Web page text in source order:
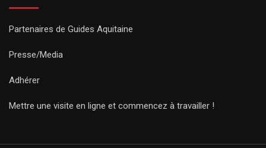
Partenaires de Guides Aquitaine
Presse/Media
Adhérer
Mettre une visite en ligne et commencez à travailler !